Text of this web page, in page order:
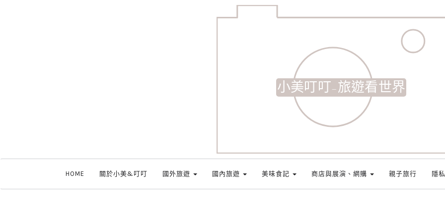
小美叮叮-旅遊看世界
HOME 關於小美&叮叮 國外旅遊 國內旅遊 美味食記 商店與展演、網購 親子旅行 隱